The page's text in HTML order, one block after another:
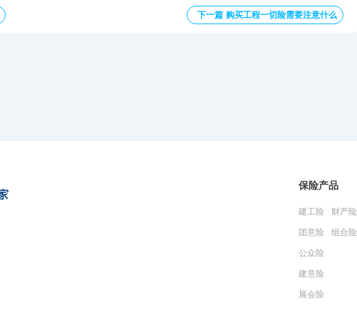
下一篇 购买工程一切险需要注意什么
保险产品
建工险
团意险
公众险
建意险
展会险
财产险
组合险